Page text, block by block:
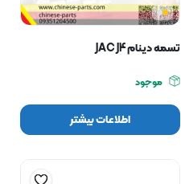
تسمه دينام JAC J4
موجود
اطلاعات بیشتر